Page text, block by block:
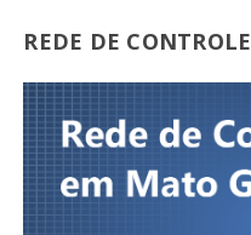
REDE DE CONTROLE